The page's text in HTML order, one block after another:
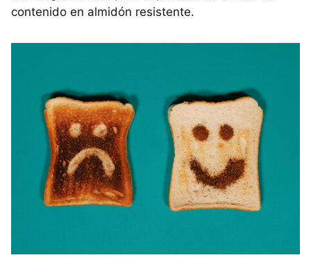
contenido en almidón resistente.